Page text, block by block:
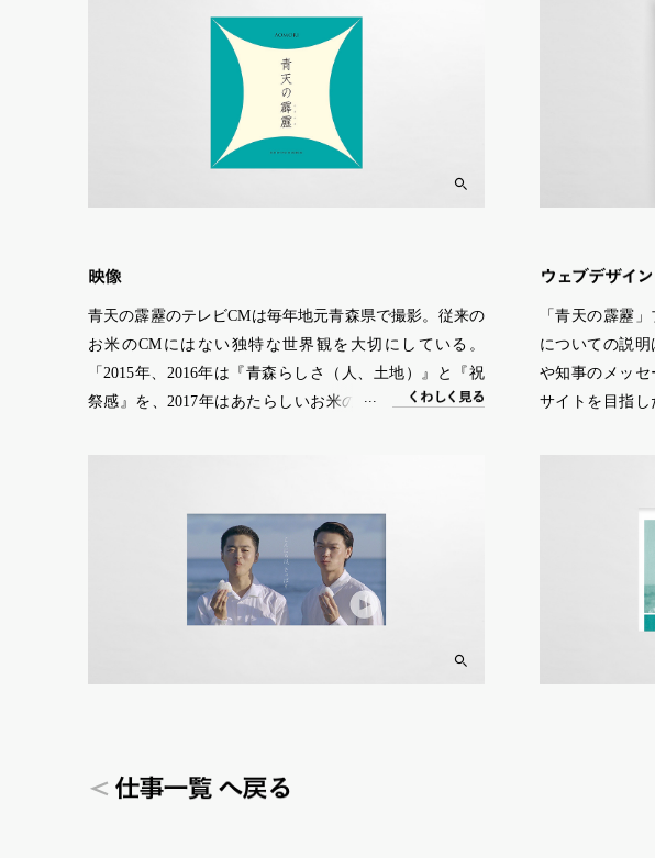
分も感じてもらえれば」（アートディレクター白井）
感を意識して品
映像
青天の霹靂のテレビCMは毎年地元青森県で撮影。従来の
お米のCMにはない独特な世界観を大切にしている。
「2015年、2016年は『青森らしさ（人、土地）』と『祝
祭感』を、2017年はあたらしいお米の味との『出会い』
く わしく 見る
ウェブデザイン
「青天の霹靂
についての説
や知事のメッ
サイトを目指し
仕事一覧 へ戻る